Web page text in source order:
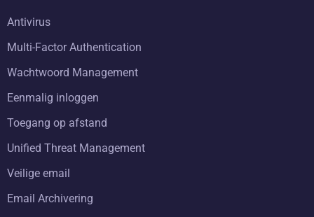
Antivirus
Multi-Factor Authentication
Wachtwoord Management
Eenmalig inloggen
Toegang op afstand
Unified Threat Management
Veilige email
Email Archivering